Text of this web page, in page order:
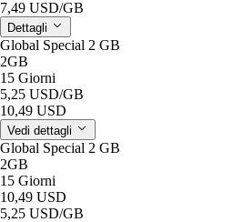
7,49 USD/GB
Dettagli
Global Special 2 GB
2GB
15 Giorni
5,25 USD/GB
10,49 USD
Vedi dettagli
Global Special 2 GB
2GB
15 Giorni
10,49 USD
5,25 USD/GB